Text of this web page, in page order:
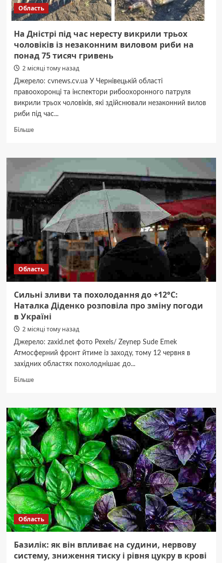
Область
На Дністрі під час нересту викрили трьох
чоловіків із незаконним виловом риби на
понад 75 тисяч гривень
2 місяці тому назад
Джерело: cvnews.cv.ua У Чернівецькій області
правоохоронці та інспектори рибоохоронного патруля
викрили трьох чоловіків, які здійснювали незаконний вилов
риби під час...
БільшеДокладніше
Дністрі
нересту
викрили
трьох
чоловіків
із
незаконним
виловом
риби
на
понад
гривень
Область
Сильні зливи та похолодання до +12°С:
Наталка Діденко розповіла про зміну погоди
в Україні
2 місяці тому назад
Джерело: zaxid.net фото Pexels/ Zeynep Sude Emek
Атмосферний фронт йтиме із заходу, тому 12 червня в
західних областях похолоднішає до...
БільшеДокладніше
зливи
та
похолодання
до
+12°С:
Наталка
Діденко
розповіла
про
зміну
погоди
в
Україні
Область
Базилік: як він впливає на судини, нервову
систему, зниження тиску і рівня цукру в крові